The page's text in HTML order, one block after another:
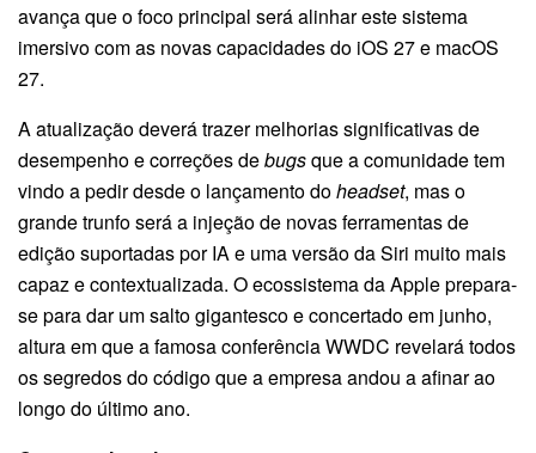
avança que o foco principal será alinhar este sistema
imersivo com as novas capacidades do iOS 27 e macOS
27.
A atualização deverá trazer melhorias significativas de
desempenho e correções debugsque a comunidade tem
vindo a pedir desde o lançamento doheadset, mas o
grande trunfo será a injeção de novas ferramentas de
edição suportadas por IA e uma versão da Siri muito mais
capaz e contextualizada. O ecossistema da Apple prepara-
se para dar um salto gigantesco e concertado em junho,
altura em que a famosa conferência WWDC revelará todos
os segredos do código que a empresa andou a afinar ao
longo do último ano.